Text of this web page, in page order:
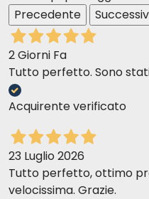
Precedente
2 Giorni Fa
Tutto perfetto. Sono
Acquirente verificato
23 Luglio 2026
Tutto perfetto, ottimo
velocissima. Grazie.